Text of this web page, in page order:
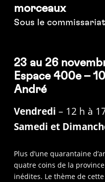
morceaux
Sous le
23 au 26
Espace 400e –
André
Vendredi – 12 h à
Samedi et
Plus d’une quarantaine
quatre coins de la
inédites. Le thème de